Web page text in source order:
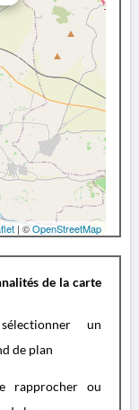
| ©OpenStreetMap
de la carte
un
de plan
rapprocher ou